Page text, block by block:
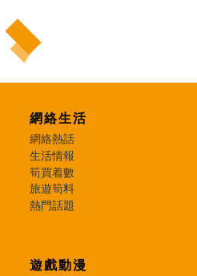
網絡生活
網絡熱話
生活情報
筍買着數
旅遊筍料
熱門話題
遊戲動漫